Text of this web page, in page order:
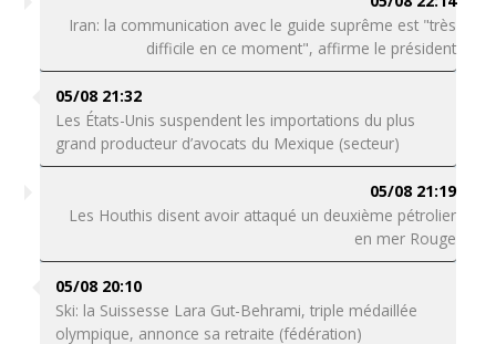
Iran: la communication avec le guide suprême est "très
difficile en ce moment", affirme le président
05/08 21:32
Les États-Unis suspendent les importations du plus
grand producteur d’avocats du Mexique (secteur)
05/08 21:19
Les Houthis disent avoir attaqué un deuxième pétrolier
en mer Rouge
05/08 20:10
Ski: la Suissesse Lara Gut-Behrami, triple médaillée
olympique, annonce sa retraite (fédération)